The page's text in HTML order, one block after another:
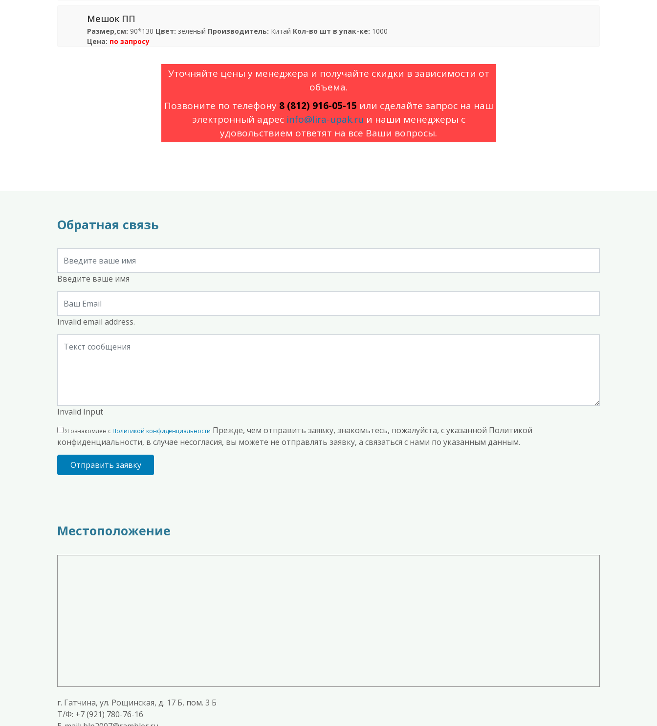
Мешок ПП
Размер,см: 90*130 Цвет: зеленый Производитель: Китай Кол-во шт в упак-ке: 1000
Цена: по запросу
Уточняйте цены у менеджера и получайте скидки в зависимости от
объема.
Позвоните по телефону 8 (812) 916-05-15 или сделайте запрос на наш
электронный адресinfo@lira-upak.ru и наши менеджеры с
удовольствием ответят на все Ваши вопросы.
Обратная связь
Введите ваше имя
Invalid email address.
Invalid Input
Я ознакомлен с Политикой конфиденциальности Прежде, чем отправить заявку, знакомьтесь, пожалуйста, с указанной Политикой
конфиденциальности, в случае несогласия, вы можете не отправлять заявку, а связаться с нами по указанным данным.
Отправить заявку
Местоположение
г. Гатчина, ул. Рощинская, д. 17 Б, пом. 3 Б
T/Ф: +7 (921) 780-76-16